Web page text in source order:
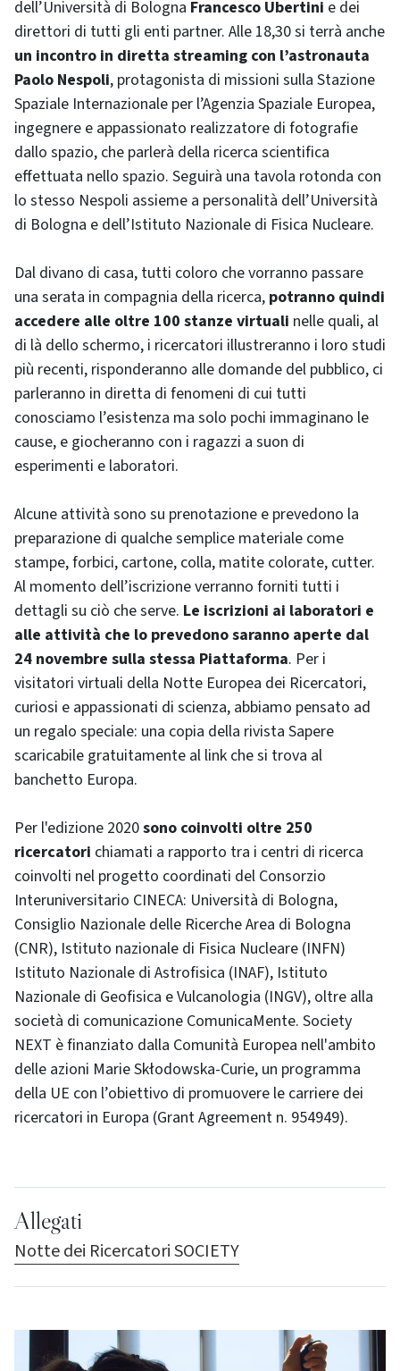
dell’Università di Bologna Francesco Ubertini e dei
direttori di tutti gli enti partner. Alle 18,30 si terrà anche
un incontro in diretta streaming con l’astronauta
Paolo Nespoli, protagonista di missioni sulla Stazione
Spaziale Internazionale per l’Agenzia Spaziale Europea,
ingegnere e appassionato realizzatore di fotografie
dallo spazio, che parlerà della ricerca scientifica
effettuata nello spazio. Seguirà una tavola rotonda con
lo stesso Nespoli assieme a personalità dell’Università
di Bologna e dell’Istituto Nazionale di Fisica Nucleare.
Dal divano di casa, tutti coloro che vorranno passare
una serata in compagnia della ricerca, potranno quindi
accedere alle oltre 100 stanze virtuali nelle quali, al
di là dello schermo, i ricercatori illustreranno i loro studi
più recenti, risponderanno alle domande del pubblico, ci
parleranno in diretta di fenomeni di cui tutti
conosciamo l’esistenza ma solo pochi immaginano le
cause, e giocheranno con i ragazzi a suon di
esperimenti e laboratori.
Alcune attività sono su prenotazione e prevedono la
preparazione di qualche semplice materiale come
stampe, forbici, cartone, colla, matite colorate, cutter.
Al momento dell’iscrizione verranno forniti tutti i
dettagli su ciò che serve. Le iscrizioni ai laboratori e
alle attività che lo prevedono saranno aperte dal
24 novembre sulla stessa Piattaforma. Per i
visitatori virtuali della Notte Europea dei Ricercatori,
curiosi e appassionati di scienza, abbiamo pensato ad
un regalo speciale: una copia della rivista Sapere
scaricabile gratuitamente al link che si trova al
banchetto Europa.
Per l'edizione 2020sono coinvolti oltre 250
ricercatori chiamati a rapporto tra i centri di ricerca
coinvolti nel progetto coordinati del Consorzio
Interuniversitario CINECA: Università di Bologna,
Consiglio Nazionale delle Ricerche Area di Bologna
(CNR), Istituto nazionale di Fisica Nucleare (INFN)
Istituto Nazionale di Astrofisica (INAF), Istituto
Nazionale di Geofisica e Vulcanologia (INGV), oltre alla
società di comunicazione ComunicaMente. Society
NEXT è finanziato dalla Comunità Europea nell'ambito
delle azioni Marie Skłodowska-Curie, un programma
della UE con l’obiettivo di promuovere le carriere dei
ricercatori in Europa (Grant Agreement n. 954949).
Allegati
Notte dei Ricercatori SOCIETY